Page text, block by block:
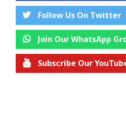
Follow Us On Twitter
Join Our WhatsApp
Subscribe Our